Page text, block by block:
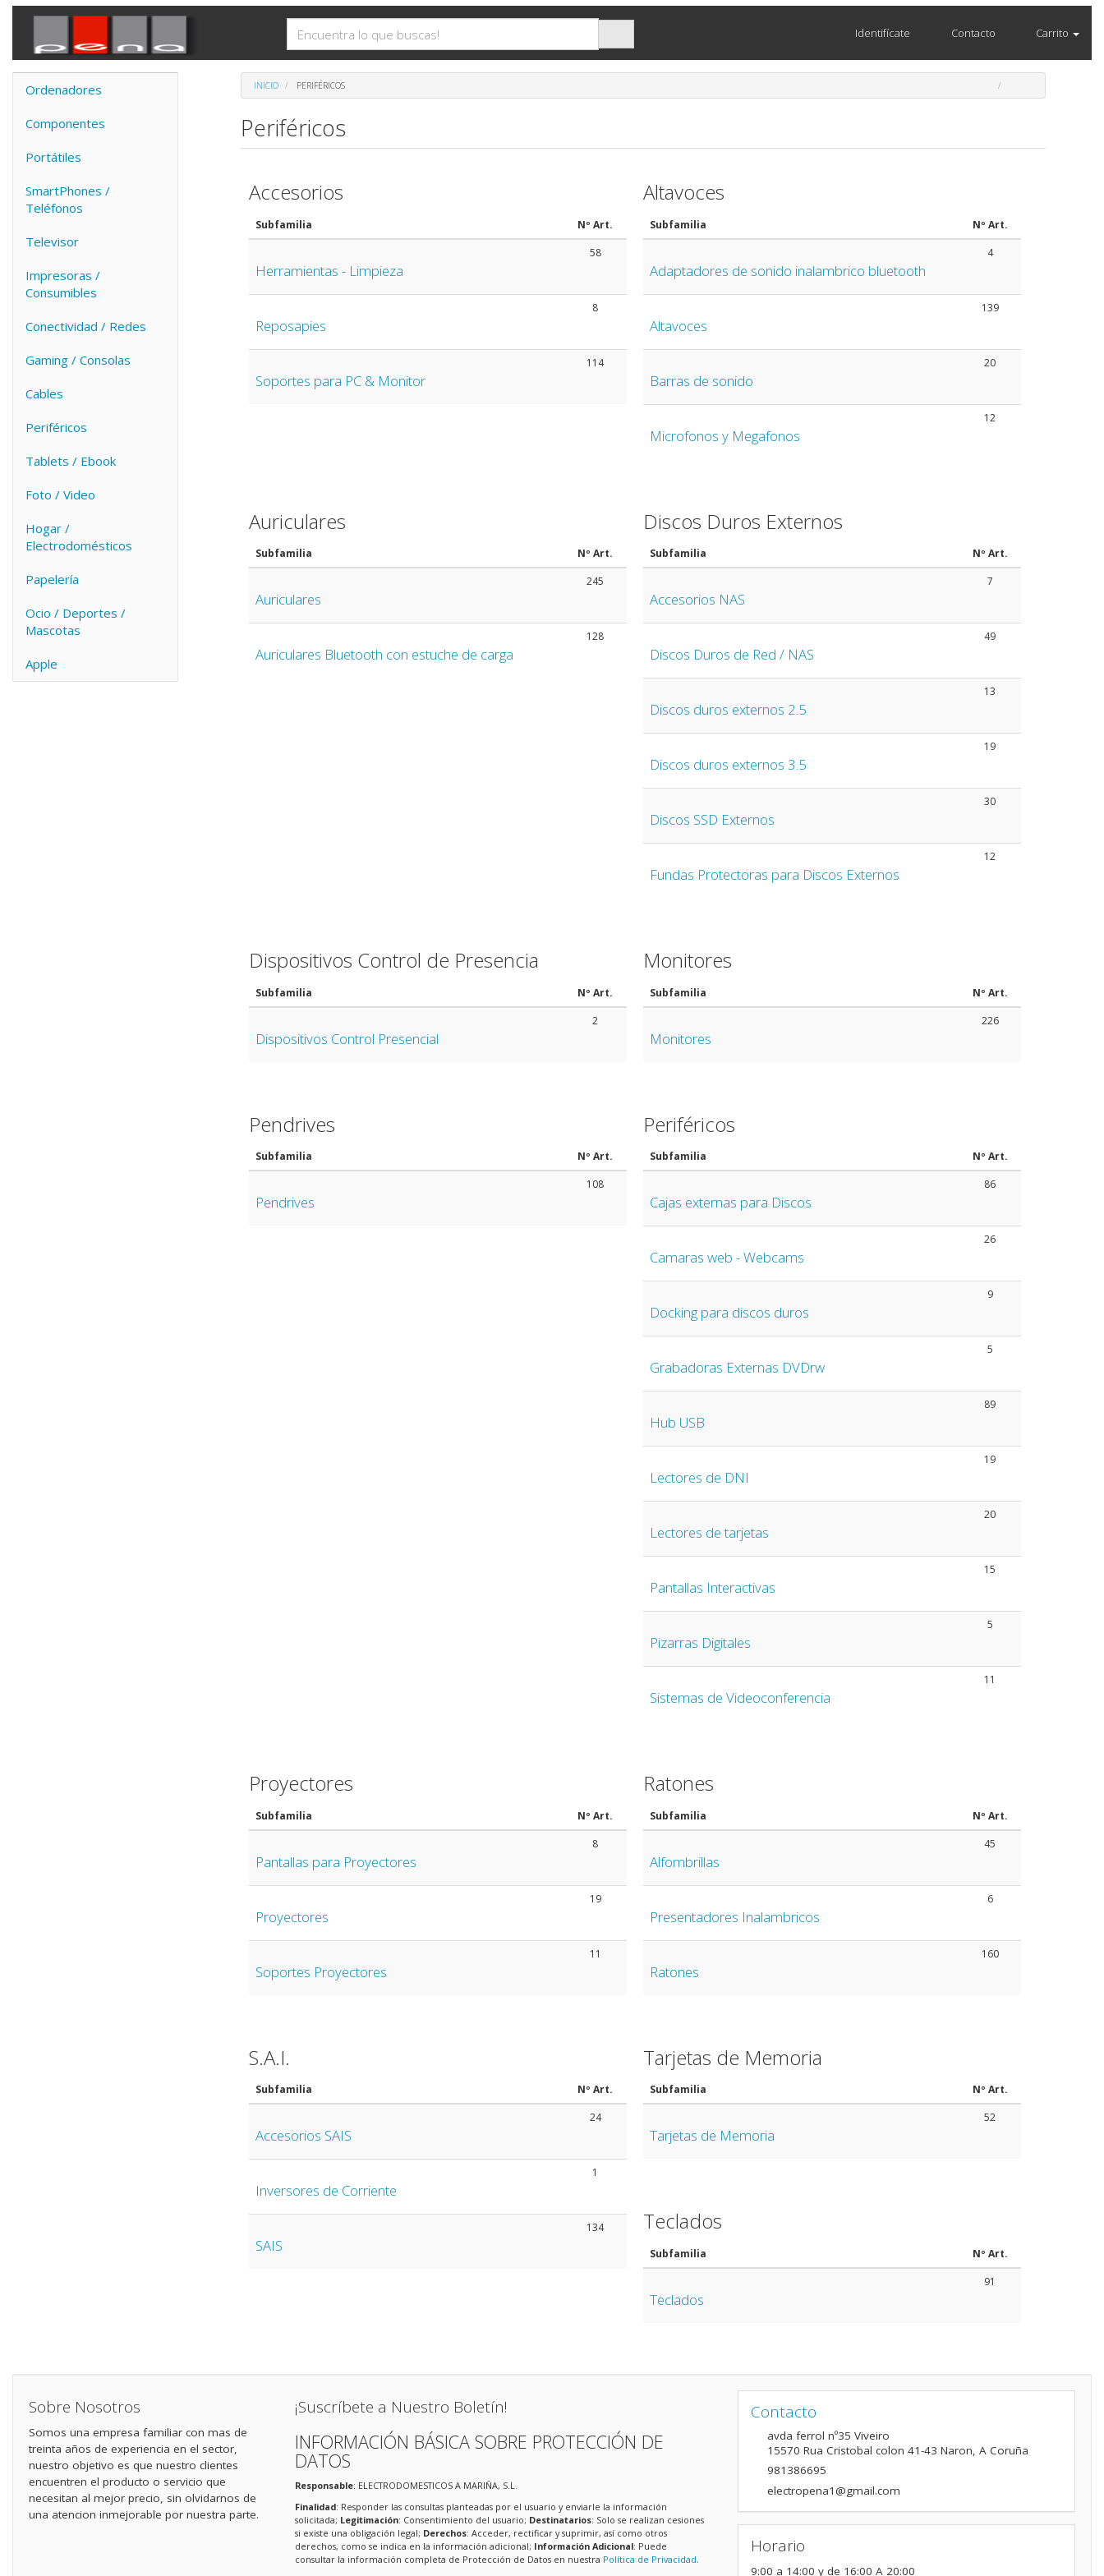
Identifícate Contacto Carrito
Ordenadores
Componentes
Portátiles
SmartPhones /
Teléfonos
Televisor
Impresoras /
Consumibles
Conectividad / Redes
Gaming / Consolas
Cables
Periféricos
Tablets / Ebook
Foto / Video
Hogar /
Electrodomésticos
Papelería
Ocio / Deportes /
Mascotas
Apple
INICIO PERIFÉRICOS
Periféricos
Accesorios
Subfamilia Nº Art.
Herramientas - Limpieza
58
Reposapies
8
Soportes para PC & Monitor
114
Altavoces
Subfamilia Nº Art.
Adaptadores de sonido inalambrico bluetooth
4
Altavoces
139
Barras de sonido
20
Microfonos y Megafonos
12
Auriculares
Subfamilia Nº Art.
Auriculares
245
Auriculares Bluetooth con estuche de carga
128
Discos Duros Externos
Subfamilia Nº Art.
Accesorios NAS
7
Discos Duros de Red / NAS
49
Discos duros externos 2.5
13
Discos duros externos 3.5
19
Discos SSD Externos
30
Fundas Protectoras para Discos Externos
12
Dispositivos Control de Presencia
Subfamilia Nº Art.
Dispositivos Control Presencial
2
Monitores
Subfamilia Nº Art.
Monitores
226
Pendrives
Subfamilia Nº Art.
Pendrives
108
Periféricos
Subfamilia Nº Art.
Cajas externas para Discos
86
Camaras web - Webcams
26
Docking para discos duros
9
Grabadoras Externas DVDrw
5
Hub USB
89
Lectores de DNI
19
Lectores de tarjetas
20
Pantallas Interactivas
15
Pizarras Digitales
5
Sistemas de Videoconferencia
11
Proyectores
Subfamilia Nº Art.
Pantallas para Proyectores
8
Proyectores
19
Soportes Proyectores
11
Ratones
Subfamilia Nº Art.
Alfombrillas
45
Presentadores Inalambricos
6
Ratones
160
S.A.I.
Subfamilia Nº Art.
Accesorios SAIS
24
Inversores de Corriente
1
SAIS
134
Tarjetas de Memoria
Subfamilia Nº Art.
Tarjetas de Memoria
52
Teclados
Subfamilia Nº Art.
Teclados
91
Sobre Nosotros
Somos una empresa familiar con mas de
treinta años de experiencia en el sector,
nuestro objetivo es que nuestro clientes
encuentren el producto o servicio que
necesitan al mejor precio, sin olvidarnos de
una atencion inmejorable por nuestra parte.
¡Suscríbete a Nuestro Boletín!
INFORMACIÓN BÁSICA SOBRE PROTECCIÓN DE
DATOS
Responsable: ELECTRODOMESTICOS A MARIÑA, S.L.
Finalidad: Responder las consultas planteadas por el usuario y enviarle la información
solicitada; Legitimación: Consentimiento del usuario; Destinatarios: Solo se realizan cesiones
si existe una obligación legal; Derechos: Acceder, rectificar y suprimir, así como otros
derechos, como se indica en la información adicional; Información Adicional: Puede
consultar la información completa de Protección de Datos en nuestra Política de Privacidad.
Contacto
avda ferrol nº35 Viveiro
15570 Rua Cristobal colon 41-43 Naron, A Coruña
981386695
electropena1@gmail.com
Horario
9:00 a 14:00 y de 16:00 A 20:00